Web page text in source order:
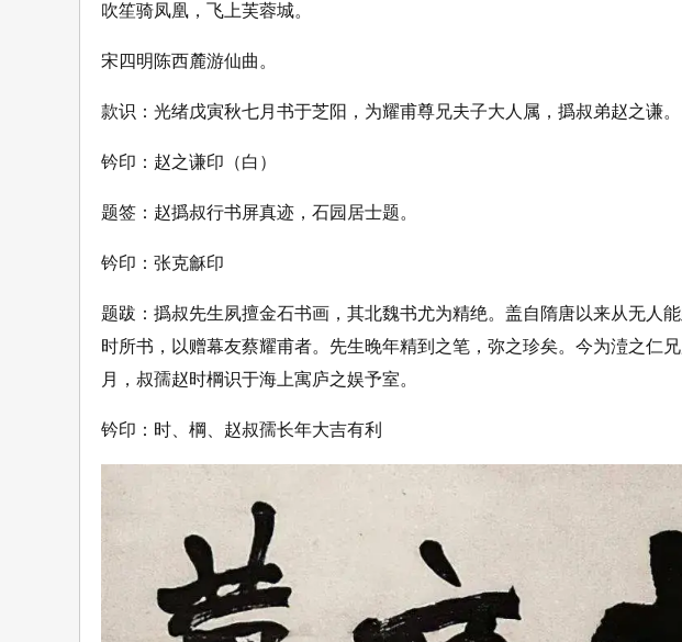
吹笙骑凤凰，飞上芙蓉城。
宋四明陈西麓游仙曲。
款识：光绪戊寅秋七月书于芝阳，为耀甫尊兄夫子大人属，撝叔弟赵之谦。
钤印：赵之谦印（白）
题签：赵撝叔行书屏真迹，石园居士题。
钤印：张克龢印
题跋：撝叔先生夙擅金石书画，其北魏书尤为精绝。盖自隋唐以来从无人
时所书，以赠幕友蔡耀甫者。先生晚年精到之笔，弥之珍矣。今为潱之仁
月，叔孺赵时棡识于海上寓庐之娱予室。
钤印：时、棡、赵叔孺长年大吉有利